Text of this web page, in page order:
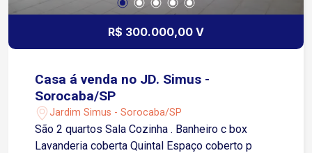
R$ 300.000,00 V
Casa á venda no JD. Simus -
Sorocaba/SP
Jardim Simus - Sorocaba/SP
São 2 quartos Sala Cozinha . Banheiro c box
Lavanderia coberta Quintal Espaço coberto p